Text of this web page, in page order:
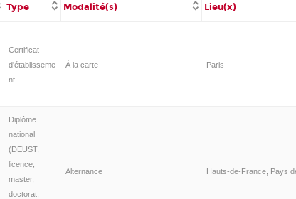
Type Modalité(s) Lieu(x)
Certificat
d'établisseme
nt
À la carte Paris
Diplôme
national
(DEUST,
licence,
master,
doctorat,
Alternance Hauts-de-France, Pays